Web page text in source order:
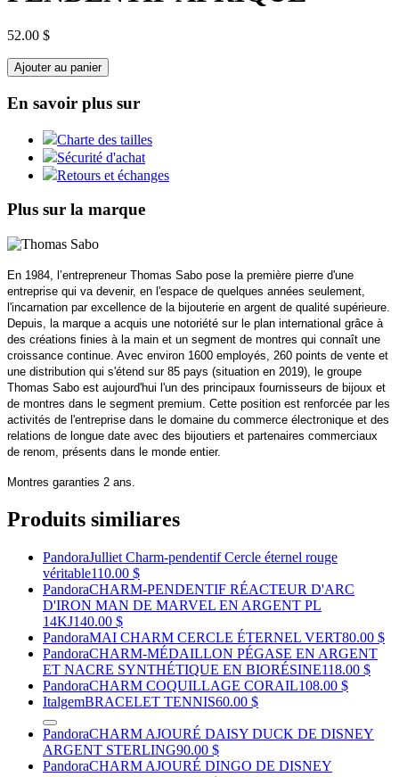
52.00 $
Ajouter au panier
En savoir plus sur
Charte des tailles
Sécurité d'achat
Retours et échanges
Plus sur la marque
En 1984, l’entrepreneur Thomas Sabo pose la première pierre d'une
entreprise qui va devenir, en l'espace de quelques années seulement,
l'incarnation par excellence de la bijouterie en argent de qualité supérieure.
Depuis, la marque a acquis une notoriété sur le plan international grâce à
des créations finies à la main et un segment de montres qui connaît une
croissance continue. Avec environ 1600 employés, 260 points de vente et
une distribution qui s'étend sur 85 pays (situation en 2019), le groupe
Thomas Sabo est aujourd'hui l'un des principaux fournisseurs de bijoux et
de montres dans le segment premium. Cette position est renforcée par les
activités de l'entreprise dans le domaine du commerce électronique et des
relations de longue date avec des bijoutiers et partenaires commerciaux
de renom, présents dans le monde entier.
Montres garanties 2 ans.
Produits similiares
PandoraJulliet Charm-pendentif Cercle éternel rouge
véritable110.00 $
PandoraCHARM-PENDENTIF RÉACTEUR D'ARC
D'IRON MAN DE MARVEL EN ARGENT PL
14KJ140.00 $
PandoraMAI CHARM CERCLE ÉTERNEL VERT80.00 $
PandoraCHARM-MÉDAILLON PÉGASE EN ARGENT
ET NACRE SYNTHÉTIQUE EN BIORÉSINE118.00 $
PandoraCHARM COQUILLAGE CORAIL108.00 $
ItalgemBRACELET TENNIS60.00 $
PandoraCHARM AJOURÉ DAISY DUCK DE DISNEY
ARGENT STERLING90.00 $
PandoraCHARM AJOURÉ DINGO DE DISNEY